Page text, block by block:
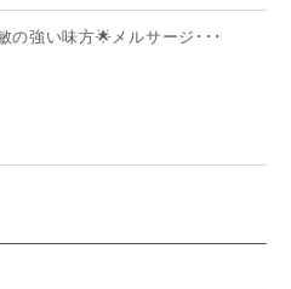
の強い味方🌟メルサージ･･･